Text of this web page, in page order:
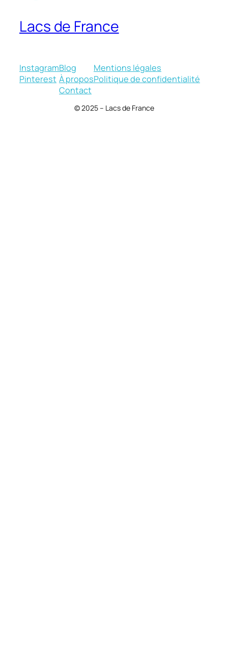
Lacs de France
Instagram
Pinterest
Blog
À propos
Contact
Mentions légales
Politique de confidentialité
© 2025 – Lacs de France